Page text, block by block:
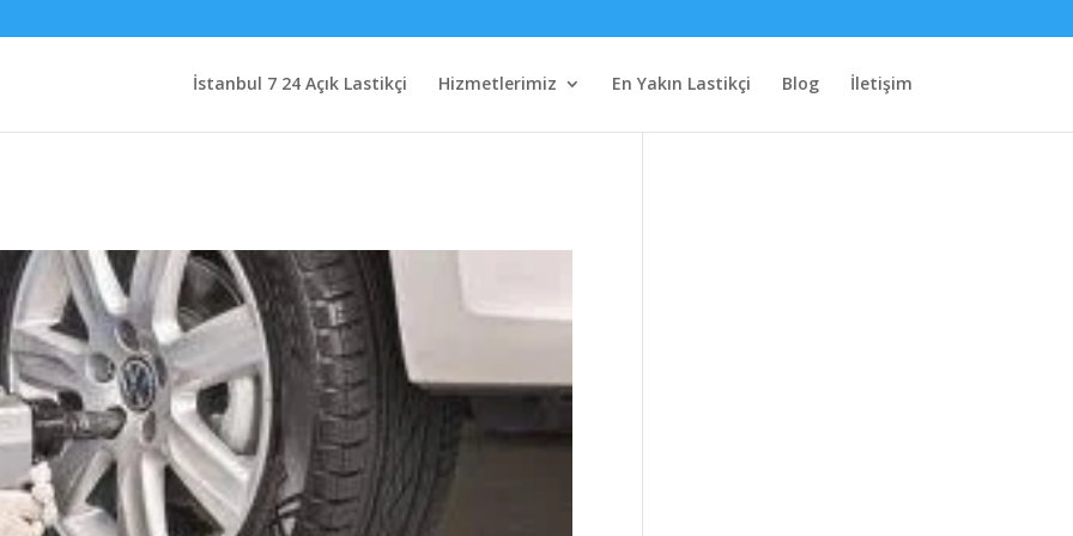
İstanbul 7 24 Açık Lastikçi Hizmetlerimiz En Yakın Lastikçi Blog İletişim